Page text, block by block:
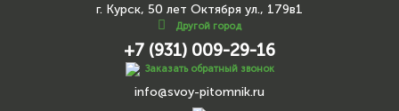
г. Курск, 50 лет Октября ул., 179в1
Другой город
+7 (931) 009-29-16
Заказать обратный звонок
info@svoy-pitomnik.ru